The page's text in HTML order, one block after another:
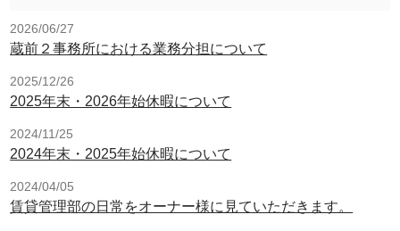
2026/06/27
蔵前２事務所における業務分担について
2025/12/26
2025年末・2026年始休暇について
2024/11/25
2024年末・2025年始休暇について
2024/04/05
賃貸管理部の日常をオーナー様に見ていただきます。